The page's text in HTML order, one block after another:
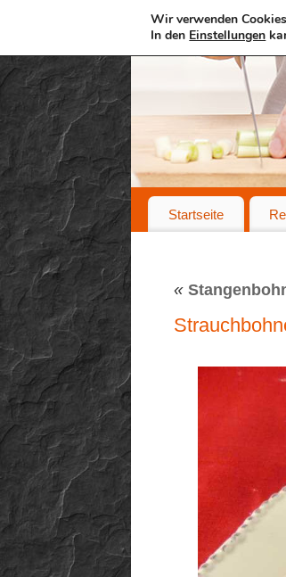
Startseite
«
Wir verwenden
In den Einstellungen